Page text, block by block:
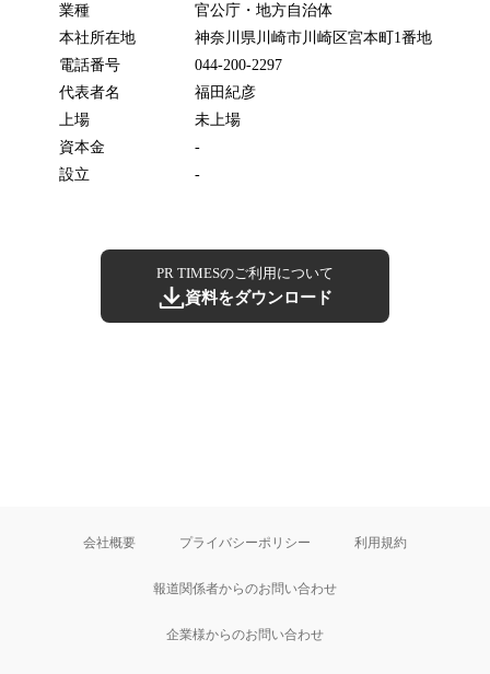
業種
官公庁・地方自治体
本社所在地
神奈川県川崎市川崎区宮本町1番地
電話番号
044-200-2297
代表者名
福田紀彦
上場
未上場
資本金
-
設立
-
PR TIMESのご利用について
資料をダウンロード
会社概要 プライバシーポリシー 利用規約
報道関係者からのお問い合わせ
企業様からのお問い合わせ